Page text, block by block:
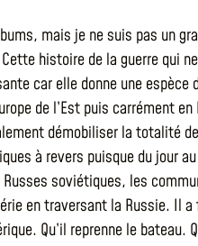
mais je ne suis pas un
histoire de la guerre qui
car elle donne une espèce
de l’Est puis carrément
démobiliser la totalité
à revers puisque du jour
soviétiques, les
en traversant la Russie. Il a
Qu’il reprenne le bateau.